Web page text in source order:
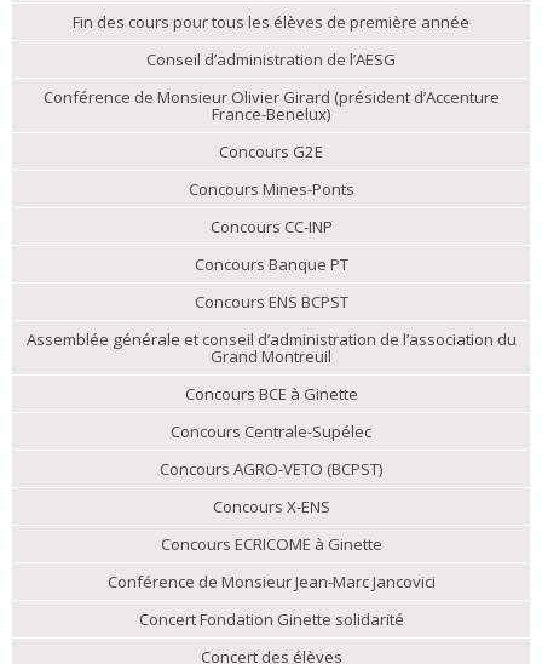
Fin des cours pour tous les élèves de première année
Conseil d’administration de l’AESG
Conférence de Monsieur Olivier Girard (président d’Accenture
France-Benelux)
Concours G2E
Concours Mines-Ponts
Concours CC-INP
Concours Banque PT
Concours ENS BCPST
Assemblée générale et conseil d’administration de l’association du
Grand Montreuil
Concours BCE à Ginette
Concours Centrale-Supélec
Concours AGRO-VETO (BCPST)
Concours X-ENS
Concours ECRICOME à Ginette
Conférence de Monsieur Jean-Marc Jancovici
Concert Fondation Ginette solidarité
Concert des élèves